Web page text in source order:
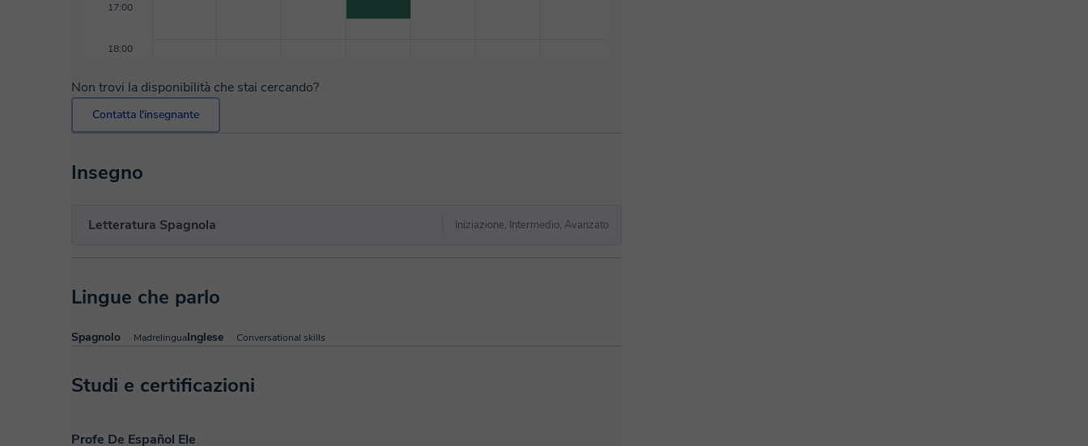
17:00
18:00
Non trovi la disponibilità che stai cercando?
Contatta l'insegnante
Insegno
Letteratura Spagnola Iniziazione, Intermedio, Avanzato
Lingue che parlo
Spagnolo MadrelinguaInglese Conversational skills
Studi e certificazioni
Profe De Español Ele